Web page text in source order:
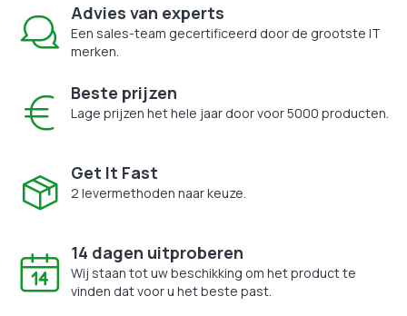
Advies van experts
Een sales-team gecertificeerd door de grootste IT
merken.
Beste prijzen
Lage prijzen het hele jaar door voor 5000 producten.
Get It Fast
2 levermethoden naar keuze.
14 dagen uitproberen
Wij staan tot uw beschikking om het product te
vinden dat voor u het beste past.